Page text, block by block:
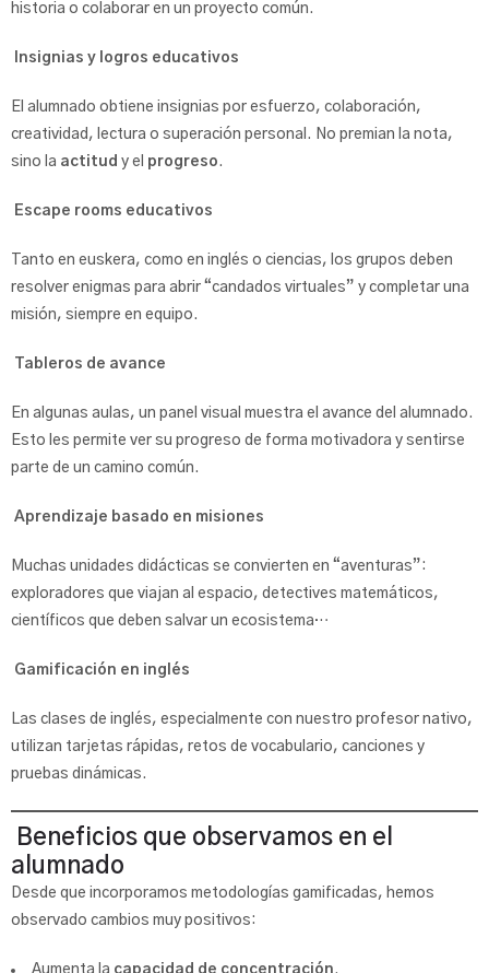
historia o colaborar en un proyecto común.
Insignias y logros educativos
El alumnado obtiene insignias por esfuerzo, colaboración,
creatividad, lectura o superación personal. No premian la nota,
sino la actitud y el progreso.
Escape rooms educativos
Tanto en euskera, como en inglés o ciencias, los grupos deben
resolver enigmas para abrir “candados virtuales” y completar una
misión, siempre en equipo.
Tableros de avance
En algunas aulas, un panel visual muestra el avance del alumnado.
Esto les permite ver su progreso de forma motivadora y sentirse
parte de un camino común.
Aprendizaje basado en misiones
Muchas unidades didácticas se convierten en “aventuras”:
exploradores que viajan al espacio, detectives matemáticos,
científicos que deben salvar un ecosistema…
Gamificación en inglés
Las clases de inglés, especialmente con nuestro profesor nativo,
utilizan tarjetas rápidas, retos de vocabulario, canciones y
pruebas dinámicas.
Beneficios que observamos en el
alumnado
Desde que incorporamos metodologías gamificadas, hemos
observado cambios muy positivos:
Aumenta la capacidad de concentración.